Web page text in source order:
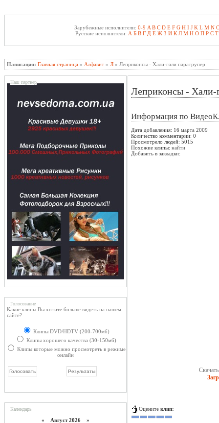
Зарубежные исполнители: 0-9 A B C D E F G H I J K L M N
Русские исполнители: А Б В Г Д Е Ж З И К Л М Н О П Р С Т
Навигация: Главная страница » Алфавит » Л » Леприконсы - Хали-гали паратрупер
Наш партнер
Голосование
Какие клипы Вы хотите больше видеть на нашем
сайте?
Клипы DVD/HDTV (200-700мб)
Клипы хорошего качества (30-150мб)
Клипы которые можно просмотреть в режиме
онлайн
Календарь
« Август 2026 »
Леприконсы - Хали-
Информация по
Дата добавления: 16 марта 2009
Количество комментарии: 0
Просмотрело людей: 5015
Похожие клипы: найти
Добавить в закладки:
Оцените клип: